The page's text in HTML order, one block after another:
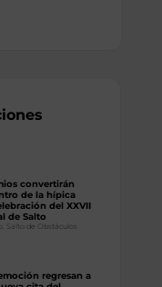
convertirán
de la hípica
del XXVII
de Salto
, Salto de Obstáculos
regresan a